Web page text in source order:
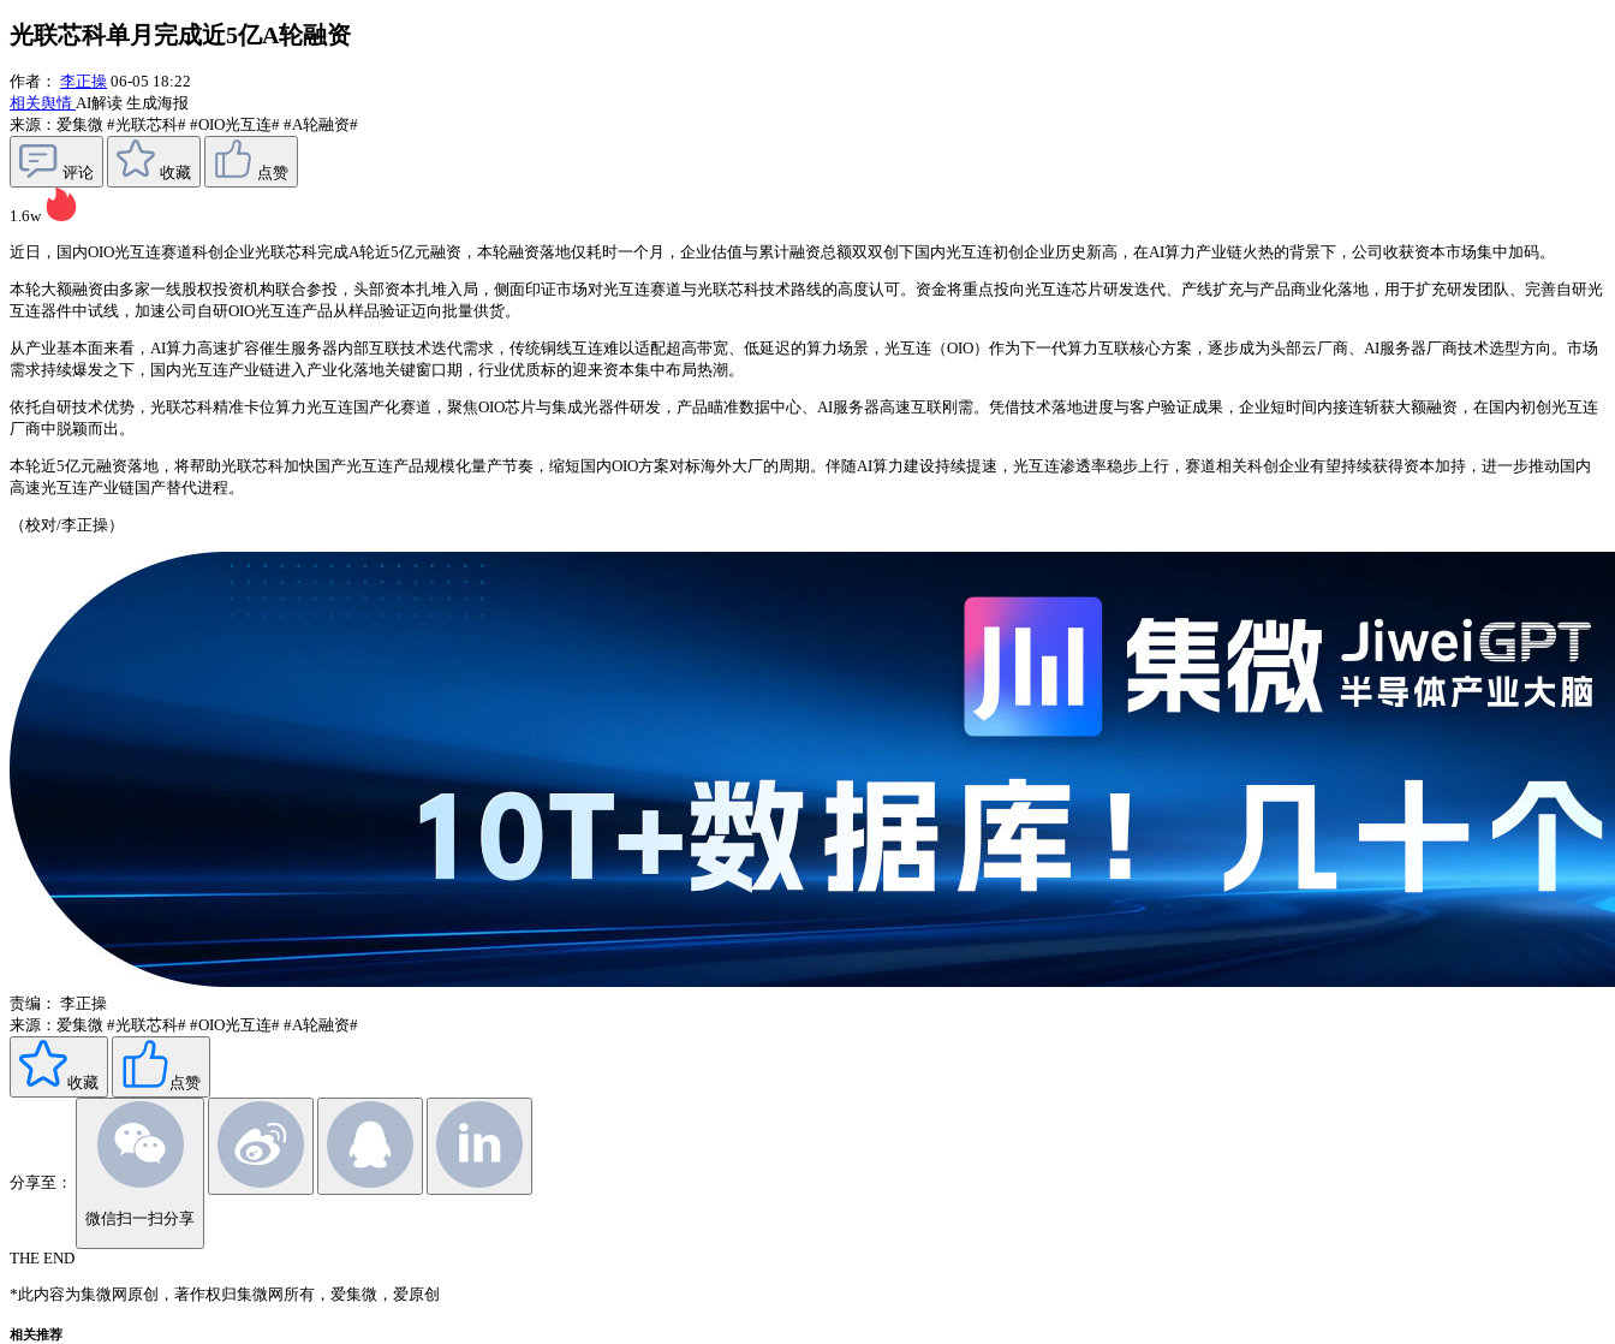
光联芯科单月完成近5亿A轮融资
作者： 李正操 06-05 18:22
相关舆情 AI解读 生成海报
来源：爱集微 #光联芯科# #OIO光互连# #A轮融资#
评论 收藏 点赞
1.6w
近日，国内OIO光互连赛道科创企业光联芯科完成A轮近5亿元融资，本轮融资落地仅耗时一个月，企业估值与累计融资总额双双创下国内光互连初创企业历史新高，在AI算力产业链火热的背景下，公司收获资本市场集中加码。
本轮大额融资由多家一线股权投资机构联合参投，头部资本扎堆入局，侧面印证市场对光互连赛道与光联芯科技术路线的高度认可。资金将重点投向光互连芯片研发迭代、产线扩充与产品商业化落地，用于扩充研发团队、完善自研光
互连器件中试线，加速公司自研OIO光互连产品从样品验证迈向批量供货。
从产业基本面来看，AI算力高速扩容催生服务器内部互联技术迭代需求，传统铜线互连难以适配超高带宽、低延迟的算力场景，光互连（OIO）作为下一代算力互联核心方案，逐步成为头部云厂商、AI服务器厂商技术选型方向。市场
需求持续爆发之下，国内光互连产业链进入产业化落地关键窗口期，行业优质标的迎来资本集中布局热潮。
依托自研技术优势，光联芯科精准卡位算力光互连国产化赛道，聚焦OIO芯片与集成光器件研发，产品瞄准数据中心、AI服务器高速互联刚需。凭借技术落地进度与客户验证成果，企业短时间内接连斩获大额融资，在国内初创光互连
厂商中脱颖而出。
本轮近5亿元融资落地，将帮助光联芯科加快国产光互连产品规模化量产节奏，缩短国内OIO方案对标海外大厂的周期。伴随AI算力建设持续提速，光互连渗透率稳步上行，赛道相关科创企业有望持续获得资本加持，进一步推动国内
高速光互连产业链国产替代进程。
（校对/李正操）
责编： 李正操
来源：爱集微 #光联芯科# #OIO光互连# #A轮融资#
收藏 点赞
分享至：
微信扫一扫分享
THE END
*此内容为集微网原创，著作权归集微网所有，爱集微，爱原创
相关推荐